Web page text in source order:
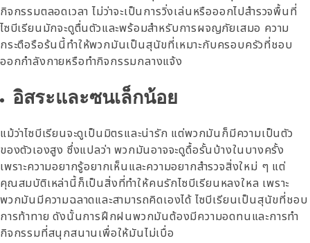
กิจกรรมตลอดเวลา ไม่ว่าจะเป็นการวิ่งเล่นหรือออกไปสำรวจพื้นที่
ไซบีเรียนมักจะดูตื่นตัวและพร้อมสำหรับการผจญภัยเสมอ ความ
กระตือรือร้นนี้ทำให้พวกมันเป็นสุนัขที่เหมาะกับครอบครัวที่ชอบ
ออกกำลังกายหรือทำกิจกรรมกลางแจ้ง
อิสระและซนเล็กน้อย
แม้ว่าไซบีเรียนจะดูเป็นมิตรและน่ารัก แต่พวกมันก็มีความเป็นตัว
ของตัวเองสูง ซึ่งแปลว่า พวกมันอาจจะดูดื้อรั้นบ้างในบางครั้ง
เพราะความอยากรู้อยากเห็นและความอยากสำรวจสิ่งใหม่ ๆ แต่
คุณสมบัติเหล่านี้ก็เป็นสิ่งที่ทำให้คนรักไซบีเรียนหลงใหล เพราะ
พวกมันมีความฉลาดและสามารถคิดเองได้ ไซบีเรียนเป็นสุนัขที่ชอบ
การท้าทาย ดังนั้นการฝึกฝนพวกมันต้องมีความอดทนและการทำ
กิจกรรมที่สนุกสนานเพื่อให้มันไม่เบื่อ